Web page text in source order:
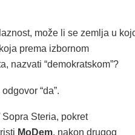
može li se zemlja u
prema izbornom
nazvati “demokratskom”?
“da”.
Steria, pokret
MoDem, nakon drugog